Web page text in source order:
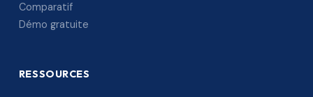
Comparatif
Démo gratuite
RESSOURCES